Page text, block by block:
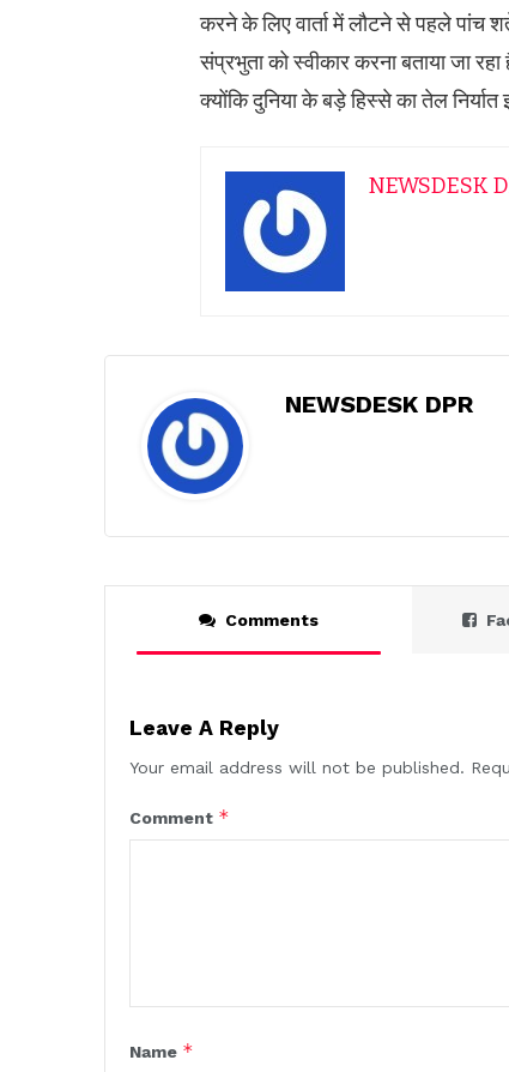
करने के लिए वार्ता में लौटने से पहले पांच
संप्रभुता को स्वीकार करना बताया जा
क्योंकि दुनिया के बड़े हिस्से का तेल निर्यात
NEWSDESK
NEWSDESK DPR
Comments
Leave A Reply
Your email address will not be published.
Comment *
Name *